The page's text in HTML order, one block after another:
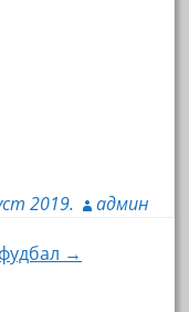
2019. админ
→